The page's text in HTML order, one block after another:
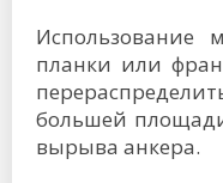
Использование
планки или
большей
вырыва анкера.